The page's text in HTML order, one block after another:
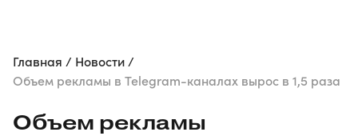
Главная
Новости
Объем рекламы в Telegram-каналах вырос в 1,5 раза
Объем рекламы